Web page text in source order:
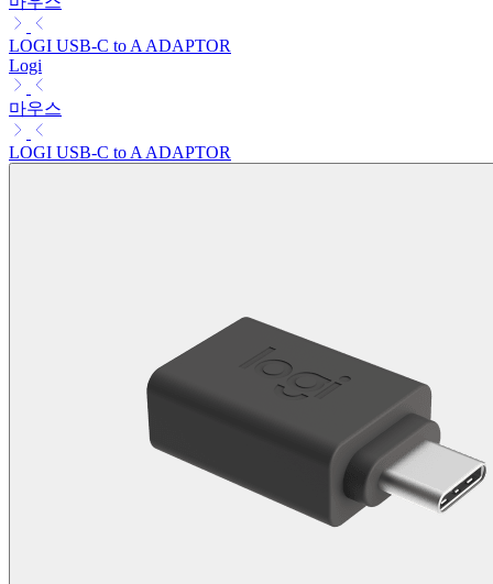
LOGI USB-C to A ADAPTOR
Logi
마우스
LOGI USB-C to A ADAPTOR